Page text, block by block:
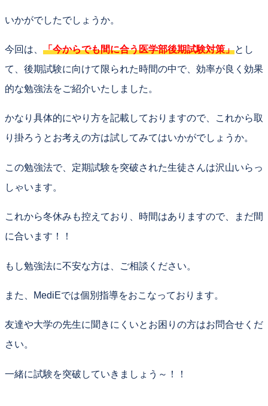
いかがでしたでしょうか。
今回は、 「今からでも間に合う医学部後期試験対策」とし
て、後期試験に向けて限られた時間の中で、効率が良く効果
的な勉強法をご紹介いたしました。
かなり具体的にやり方を記載しておりますので、これから取
り掛ろうとお考えの方は試してみてはいかがでしょうか。
この勉強法で、定期試験を突破された生徒さんは沢山いらっ
しゃいます。
これから冬休みも控えており、時間はありますので、
まだ間
に合います！！
もし勉強法に不安な方は、ご相談ください。
また、MediEでは個別指導をおこなっております。
友達や大学の先生に聞きにくいとお困りの方はお問合せくだ
さい。
一緒に試験を突破していきましょう～！！